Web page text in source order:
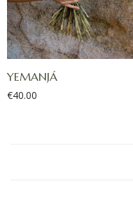
YEMANJÁ
€40.00